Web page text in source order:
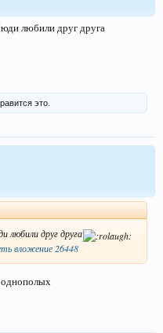
любили друг друга
это.
любили друг друга
вложение 26448
однополых